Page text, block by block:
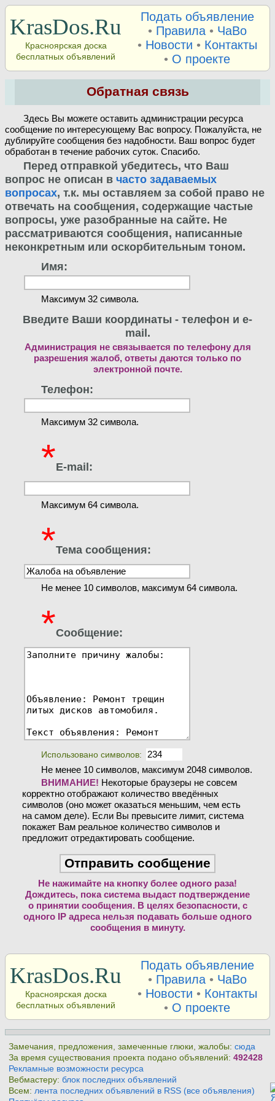
KrasDos.Ru
Красноярская доска
бесплатных объявлений
Подать объявление
• Правила• ЧаВо
• Новости • Контакты
• О проекте
Обратная связь
Здесь Вы можете оставить администрации ресурса
сообщение по интересующему Вас вопросу. Пожалуйста, не
дублируйте сообщения без надобности. Ваш вопрос будет
обработан в течение рабочих суток. Спасибо.
Перед отправкой убедитесь, что Ваш
вопрос не описан в часто задаваемых
вопросах, т.к. мы оставляем за собой право не
отвечать на сообщения, содержащие частые
вопросы, уже разобранные на сайте. Не
рассматриваются сообщения, написанные
неконкретным или оскорбительным тоном.
Имя:
Максимум 32 символа.
Введите Ваши координаты - телефон и e-
mail.
Администрация не связывается по телефону для
разрешения жалоб, ответы даются только по
электронной почте.
Телефон:
Максимум 32 символа.
*E-mail:
Максимум 64 символа.
*Тема сообщения:
Не менее 10 символов, максимум 64 символа.
*Сообщение:
Использовано символов:
Не менее 10 символов, максимум 2048 символов.
ВНИМАНИЕ! Некоторые браузеры не совсем
корректно отображают количество введённых
символов (оно может оказаться меньшим, чем есть
на самом деле). Если Вы превысите лимит, система
покажет Вам реальное количество символов и
предложит отредактировать сообщение.
Не нажимайте на кнопку более одного раза!
Дождитесь, пока система выдаст подтверждение
о принятии сообщения. В целях безопасности, с
одного IP адреса нельзя подавать больше одного
сообщения в минуту.
KrasDos.Ru
Красноярская доска
бесплатных объявлений
Подать объявление
• Правила• ЧаВо
• Новости • Контакты
• О проекте
Замечания, предложения, замеченные глюки, жалобы:сюда
За время существования проекта подано объявлений:492428
Рекламные возможности ресурса
Вебмастеру:блок последних объявлений
Всем:лента последних объявлений в RSS (все объявления)